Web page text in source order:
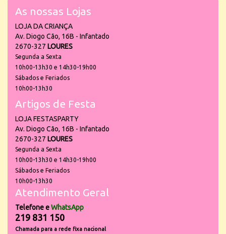
As nossas Lojas
LOJA DA CRIANÇA
Av. Diogo Cão, 16B - Infantado
2670-327 LOURES
Segunda a Sexta
10h00-13h30 e 14h30-19h00
Sábados e Feriados
10h00-13h30
Artigos de Festa
LOJA FESTASPARTY
Av. Diogo Cão, 16B - Infantado
2670-327 LOURES
Segunda a Sexta
10h00-13h30 e 14h30-19h00
Sábados e Feriados
10h00-13h30
Atendimento Geral
Telefone eWhatsApp
219 831 150
Chamada para a rede fixa nacional